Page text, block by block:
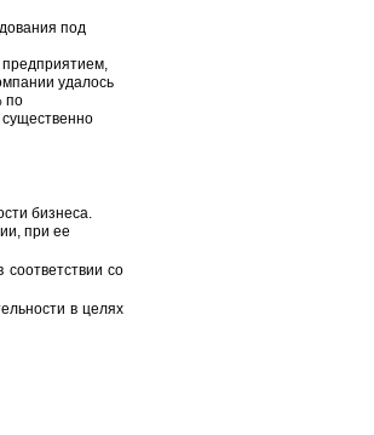
под
предприятием,
удалось
по
бизнеса.
при ее
со
в целях